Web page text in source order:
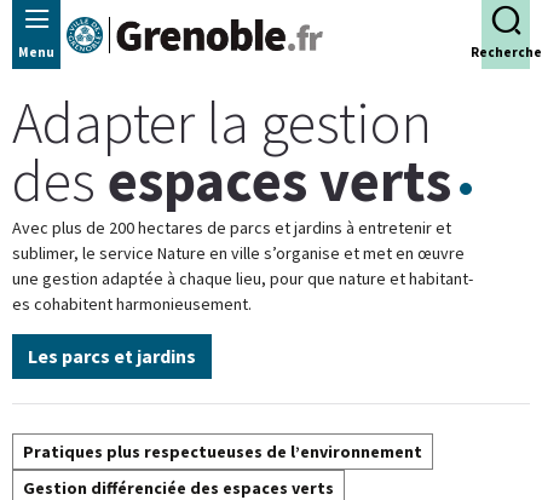
Panneau de gestion des cookies
Menu Recherche
Adapter la gestion
des espaces verts
Avec plus de 200 hectares de parcs et jardins à entretenir et
sublimer, le service Nature en ville s’organise et met en œuvre
une gestion adaptée à chaque lieu, pour que nature et habitant-
es cohabitent harmonieusement.
Les parcs et jardins
Pratiques plus respectueuses de l’environnement
Gestion différenciée des espaces verts